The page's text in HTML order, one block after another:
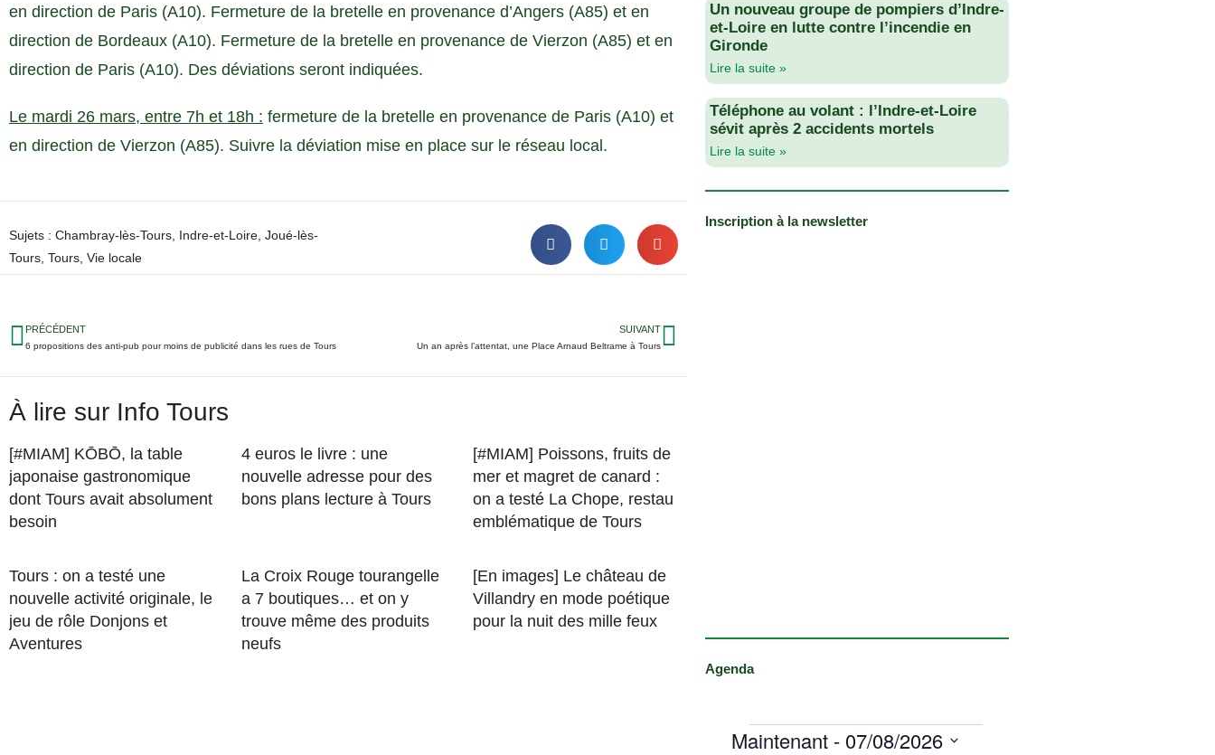
en direction de Paris (A10). Fermeture de la bretelle en provenance d’Angers (A85) et en
direction de Bordeaux (A10). Fermeture de la bretelle en provenance de Vierzon (A85) et en
direction de Paris (A10). Des déviations seront indiquées.
Le mardi 26 mars, entre 7h et 18h : fermeture de la bretelle en provenance de Paris (A10) et
en direction de Vierzon (A85). Suivre la déviation mise en place sur le réseau local.
Sujets : Chambray-lès-Tours Indre-et-Loire Joué-lès-
Tours Tours Vie locale
PRÉCÉDENT
6 propositions des anti-pub pour moins de publicité dans les rues de Tours
SUIVANT
Un an après l’attentat, une Place Arnaud Beltrame à Tours
À lire sur Info Tours
[#MIAM] KŌBŌ, la table
japonaise gastronomique
dont Tours avait absolument
besoin
4 euros le livre : une
nouvelle adresse pour des
bons plans lecture à Tours
[#MIAM] Poissons, fruits de
mer et magret de canard :
on a testé La Chope, restau
emblématique de Tours
Tours : on a testé une
nouvelle activité originale, le
jeu de rôle Donjons et
Aventures
La Croix Rouge tourangelle
a 7 boutiques… et on y
trouve même des produits
neufs
[En images] Le château de
Villandry en mode poétique
pour la nuit des mille feux
Un nouveau groupe de pompiers d’Indre-
et-Loire en lutte contre l’incendie en
Gironde
Lire la suite »
Téléphone au volant : l’Indre-et-Loire
sévit après 2 accidents mortels
Lire la suite »
Inscription à la newsletter
Agenda
Maintenant - 07/08/2026